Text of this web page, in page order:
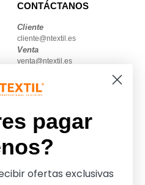
CONTÁCTANOS
Cliente
cliente@ntextil.es
Venta
venta@ntextil.es
930 410 200
Viernes: 10:00–14:00
pagar
ofertas exclusivas